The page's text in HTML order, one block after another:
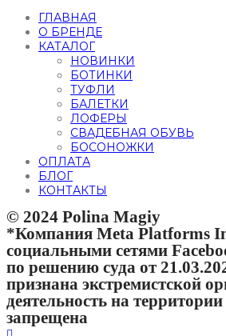
ГЛАВНАЯ
О БРЕНДЕ
КАТАЛОГ
НОВИНКИ
БОТИНКИ
ТУФЛИ
БАЛЕТКИ
ЛОФЕРЫ
СВАДЕБНАЯ ОБУВЬ
БОСОНОЖКИ
ОПЛАТА
БЛОГ
КОНТАКТЫ
© 2024 Polina Magiy
*Компания Meta Platforms
социальными сетями
по решению суда от
признана экстремистской
деятельность на
запрещена